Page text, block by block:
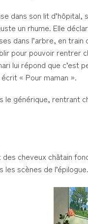
dans son lit
un rhume. Elle
dans l’arbre, en
pour pouvoir rentrer
lui répond que
« Pour maman ».
le générique, rentrant
cheveux châtain
scènes de l’épilogue.